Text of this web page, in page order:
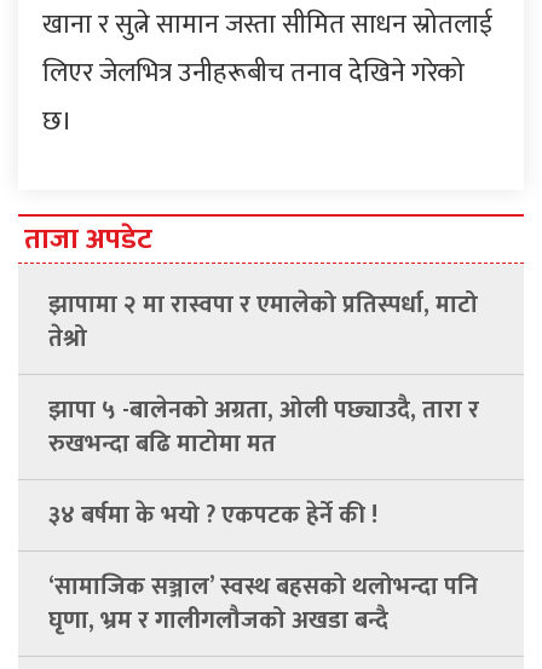
खाना र सुत्ने सामान जस्ता सीमित साधन स्रोतलाई
लिएर जेलभित्र उनीहरूबीच तनाव देखिने गरेको
छ।
ताजा अपडेट
झापामा २ मा रास्वपा र एमालेको प्रतिस्पर्धा, माटो
तेश्रो
झापा ५ -बालेनको अग्रता, ओली पछ्याउदै, तारा र
रुखभन्दा बढि माटोमा मत
३४ बर्षमा के भयो ? एकपटक हेर्ने की !
‘सामाजिक सञ्जाल’ स्वस्थ बहसको थलोभन्दा पनि
घृणा, भ्रम र गालीगलौजको अखडा बन्दै